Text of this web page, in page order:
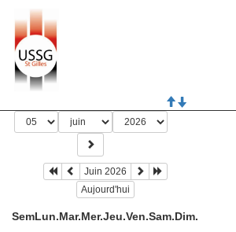
Juin 2026
Aujourd'hui
SemLun.Mar.Mer.Jeu.Ven.Sam.Dim.